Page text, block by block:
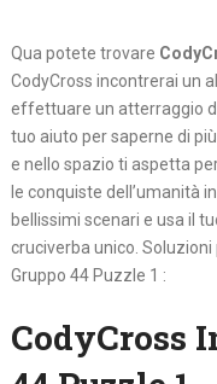
Qua potete trovare
CodyCross incontrerai un
effettuare un atterraggio
tuo aiuto per saperne di
e nello spazio ti aspetta
le conquiste dell’umanità
bellissimi scenari e usa il
cruciverba unico.
Gruppo 44 Puzzle 1 :
CodyCross